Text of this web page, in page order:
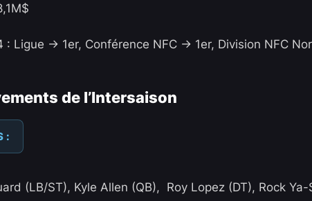
Ligue -> 1er, Conférence NFC -> 1er, Division NFC
de l’Intersaison
:
(LB/ST), Kyle Allen (QB), Roy Lopez (DT), Rock Ya-